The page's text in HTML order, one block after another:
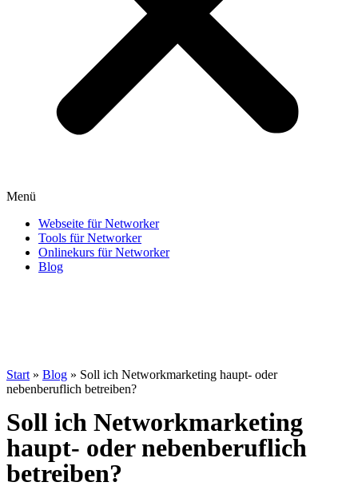
Menü
Webseite für Networker
Tools für Networker
Onlinekurs für Networker
Blog
Start » Blog » Soll ich Networkmarketing haupt- oder
nebenberuflich betreiben?
Soll ich Networkmarketing
haupt- oder nebenberuflich
betreiben?